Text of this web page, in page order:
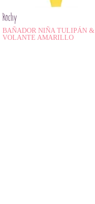
Rochy
BAÑADOR NIÑA TULIPÁN &
VOLANTE AMARILLO